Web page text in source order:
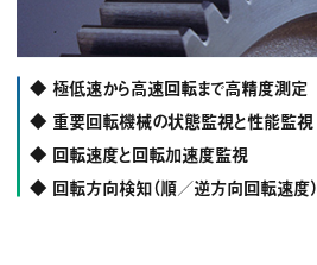
◆ 極低速から高速回転まで高精度測定
◆ 重要回転機械の状態監視と性能監視
◆ 回転速度と回転加速度監視
◆ 回転方向検知（順／逆方向回転速度）